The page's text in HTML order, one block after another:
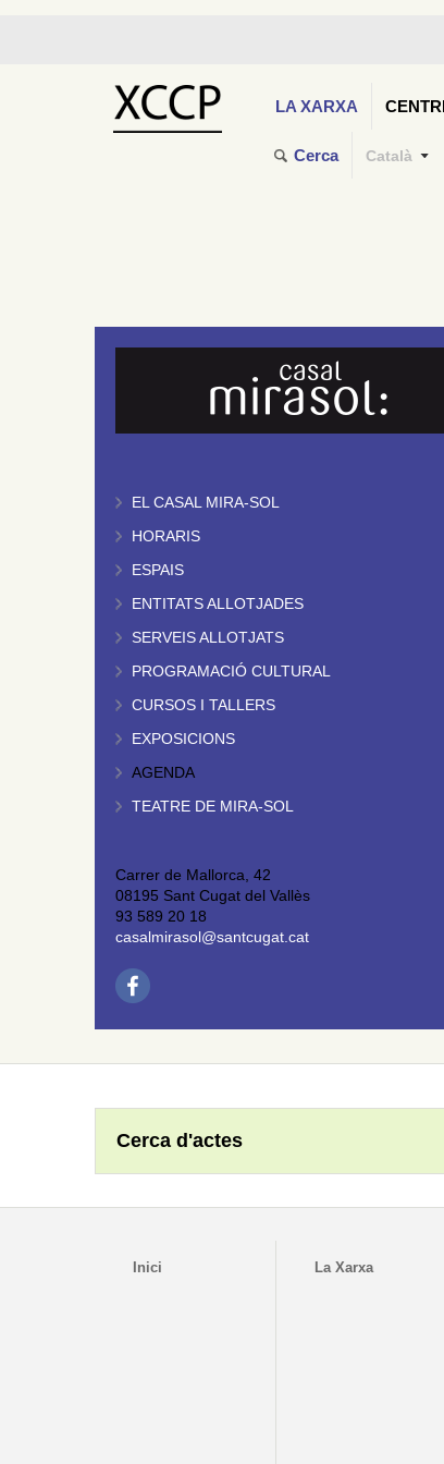
LA XARXA
Cerca Català
EL CASAL MIRA-SOL
HORARIS
ESPAIS
ENTITATS ALLOTJADES
SERVEIS ALLOTJATS
PROGRAMACIÓ CULTURAL
CURSOS I TALLERS
EXPOSICIONS
AGENDA
TEATRE DE MIRA-SOL
Carrer de Mallorca, 42
08195 Sant Cugat del Vallès
93 589 20 18
casalmirasol@santcugat.cat
Cerca d'actes
Inici La Xarxa